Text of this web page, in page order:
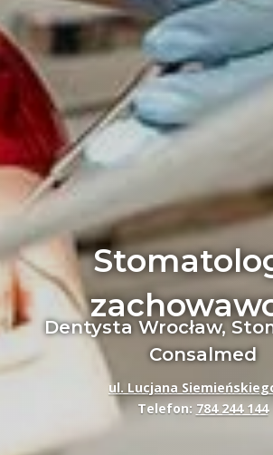
Dentysta Wrocław,
Consalmed
ul. Lucjana
Telefon: 784 244 144